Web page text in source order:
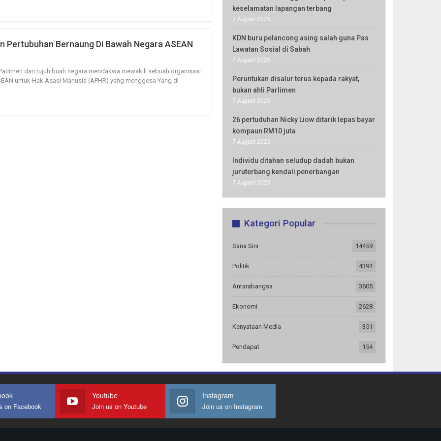
Pertubuhan Bernaung Di Bawah Negara ASEAN
dari tujuh buah negara mendakwa mewakili sebuah organisasi
untuk Hak Asasi Manusia (APHR) yang menggesa Yang di-
keselamatan lapangan terbang
7 August 2026
KDN buru pelancong asing salah guna Pas
Lawatan Sosial di Sabah
7 August 2026
Peruntukan disalur terus kepada rakyat,
bukan ahli Parlimen
7 August 2026
26 pertuduhan Nicky Liow ditarik lepas bayar
kompaun RM10 juta
7 August 2026
Individu ditahan seludup dadah bukan
juruterbang kendali penerbangan
7 August 2026
Kategori Popular
Sana Sini 14459
Politik 4394
Antarabangsa 3605
Ekonomi 2628
Kenyataan Media 351
Pendapat 154
on Facebook
Youtube
Join us on Youtube
Instagram
Join us on Instagram